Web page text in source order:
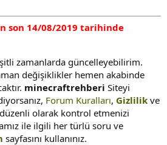
son 14/08/2019 tarihinde
zamanlarda güncelleyebilirim.
değişiklikler hemen akabinde
minecraftrehberi Siteyi
Forum Kuralları, Gizlilik ve
düzenli olarak kontrol etmenizi
ile ilgili her türlü soru ve
sayfasını kullanınız.